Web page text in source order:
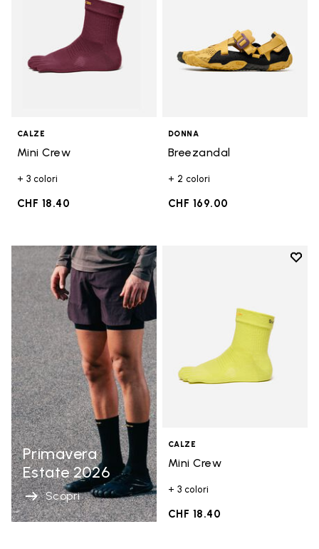
CALZE
Mini Crew
+ 3 colori
CHF 18.40
DONNA
Breezandal
+ 2 colori
CHF 169.00
Primavera
Estate 2026
Scopri
Add
CALZE
Mini Crew
+ 3 colori
CHF 18.40